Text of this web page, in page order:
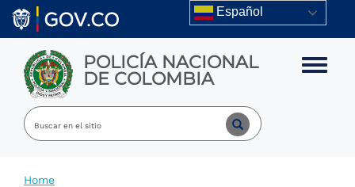
Skip to main content Español
POLICÍA NACIONAL
DE COLOMBIA Toggle
Home